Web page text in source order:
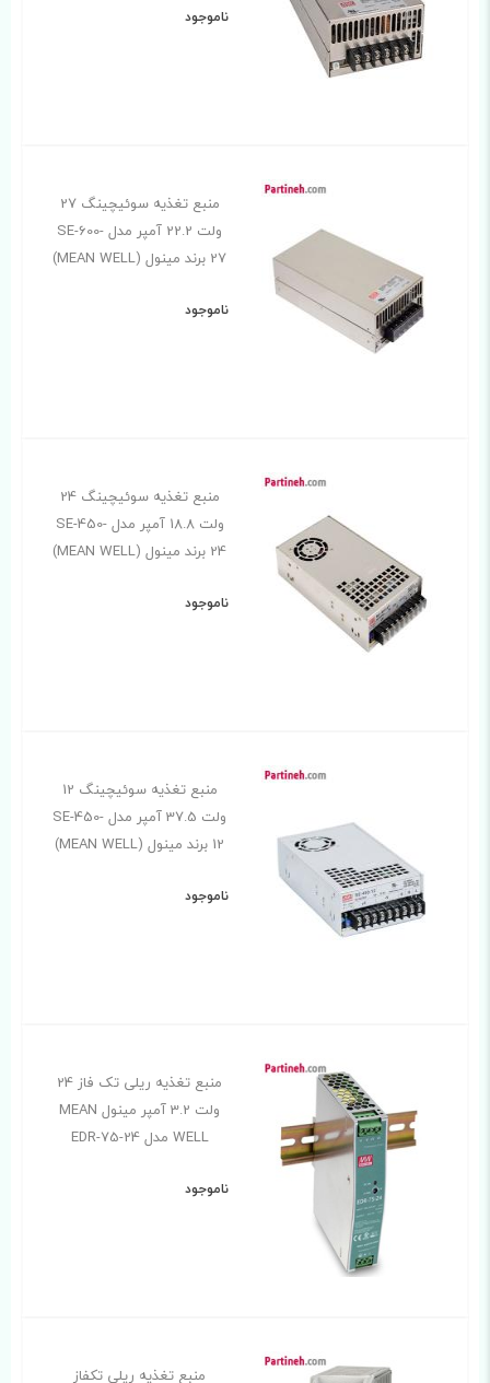
ناموجود
منبع تغذیه سوئیچینگ 27
ولت 22.2 آمپر مدل SE-600-
27 برند مینول (MEAN WELL)
ناموجود
منبع تغذیه سوئیچینگ 24
ولت 18.8 آمپر مدل SE-450-
24 برند مینول (MEAN WELL)
ناموجود
منبع تغذیه سوئیچینگ 12
ولت 37.5 آمپر مدل SE-450-
12 برند مینول (MEAN WELL)
ناموجود
منبع تغذیه ریلی تک فاز 24
ولت 3.2 آمپر مینول MEAN
WELL مدل EDR-75-24
ناموجود
منبع تغذیه ریلی تکفاز